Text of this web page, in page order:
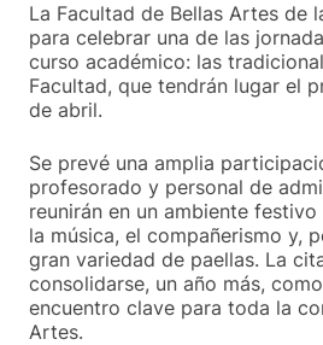
La Facultad de Bellas Artes de
para celebrar una de las
curso académico: las
Facultad, que tendrán lugar el
de abril.
Se prevé una amplia
profesorado y personal de
reunirán en un ambiente
la música, el compañerismo y,
gran variedad de paellas. La
consolidarse, un año más,
encuentro clave para toda la
Artes.